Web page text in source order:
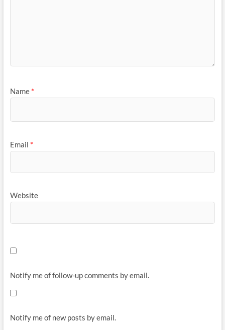
Name *
Email *
Website
Notify me of follow-up comments by email.
Notify me of new posts by email.